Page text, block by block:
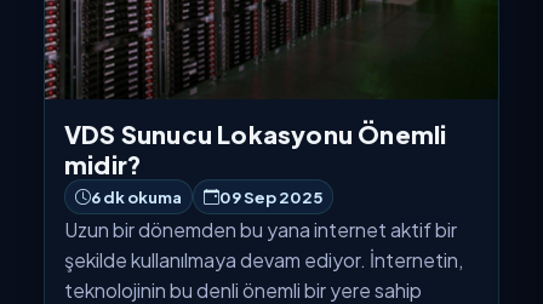
VDS Sunucu Lokasyonu Önemli
midir?
6 dk okuma 09 Sep 2025
Uzun bir dönemden bu yana internet aktif bir
şekilde kullanılmaya devam ediyor. İnternetin,
teknolojinin bu denli önemli bir yere sahip